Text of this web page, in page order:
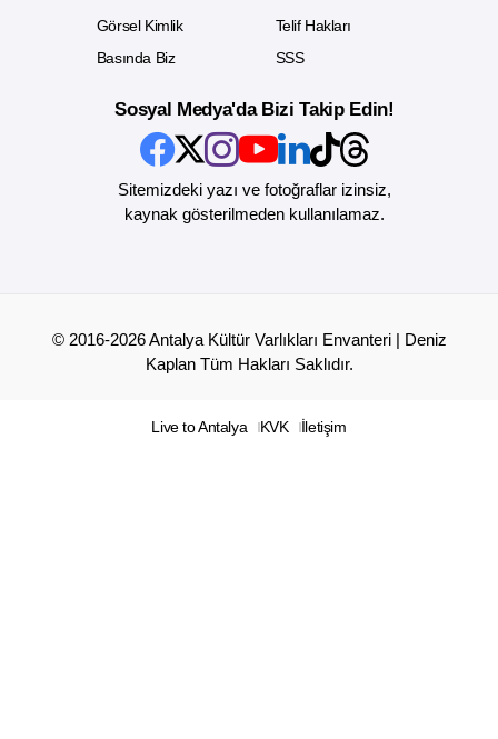
Görsel Kimlik
Telif Hakları
Basında Biz
SSS
Sosyal Medya'da Bizi Takip Edin!
Sitemizdeki yazı ve fotoğraflar izinsiz,
kaynak gösterilmeden kullanılamaz.
© 2016-2026 Antalya Kültür Varlıkları Envanteri | Deniz
Kaplan Tüm Hakları Saklıdır.
Live to Antalya KVK İletişim